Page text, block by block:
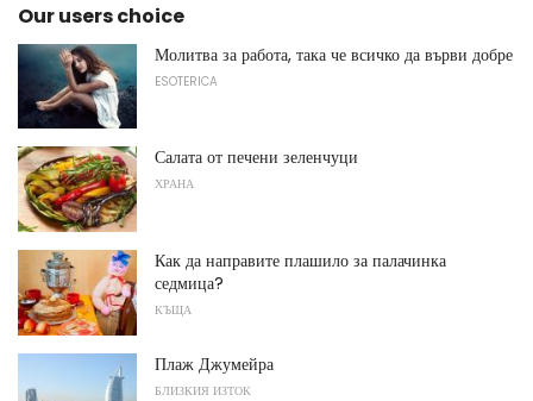
Our users choice
Молитва за работа, така че всичко да върви добре
ESOTERICA
Салата от печени зеленчуци
ХРАНА
Как да направите плашило за палачинка
седмица?
КЪЩА
Плаж Джумейра
БЛИЗКИЯ ИЗТОК